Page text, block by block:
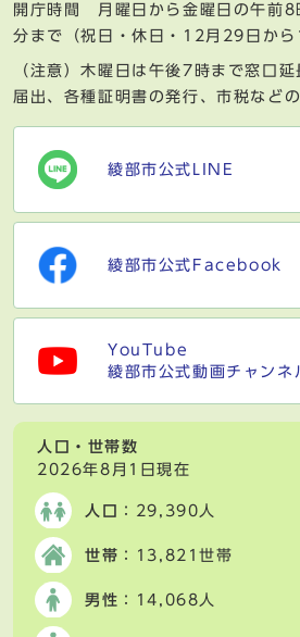
開庁時間 月曜日から金曜日の午前
分まで（祝日・休日・12月29日から
（注意）木曜日は午後7時まで窓口
届出、各種証明書の発行、市税などの
綾部市公式LINE
綾部市公式Facebook
YouTube
綾部市公式動画チャンネ
人口・世帯数
2026年8月1日現在
人口 ：29,390人
世帯 ：13,821世帯
男性 ：14,068人